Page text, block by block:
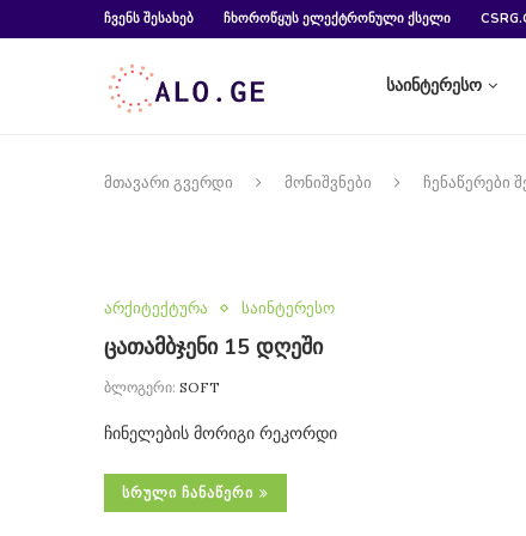
ᲩᲕᲔᲜᲡ ᲨᲔᲡᲐᲮᲔᲑ ᲩᲮᲝᲠᲝᲬᲧᲣᲡ ᲔᲚᲔᲥᲢᲠᲝᲜᲣᲚᲘ ᲥᲡᲔᲚᲘ
საინტერესო
მთავარი გვერდი მონიშვნები ჩენაწერები
არქიტექტურა საინტერესო
ცათამბჯენი 15 დღეში
ბლოგერი: SOFT
ჩინელების მორიგი რეკორდი
ᲡᲠᲣᲚᲘ ᲩᲐᲜᲐᲬᲔᲠᲘ